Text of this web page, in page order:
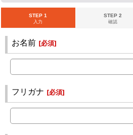
STEP 1
入力
STEP 2
確認
お名前 [必須]
フリガナ [必須]